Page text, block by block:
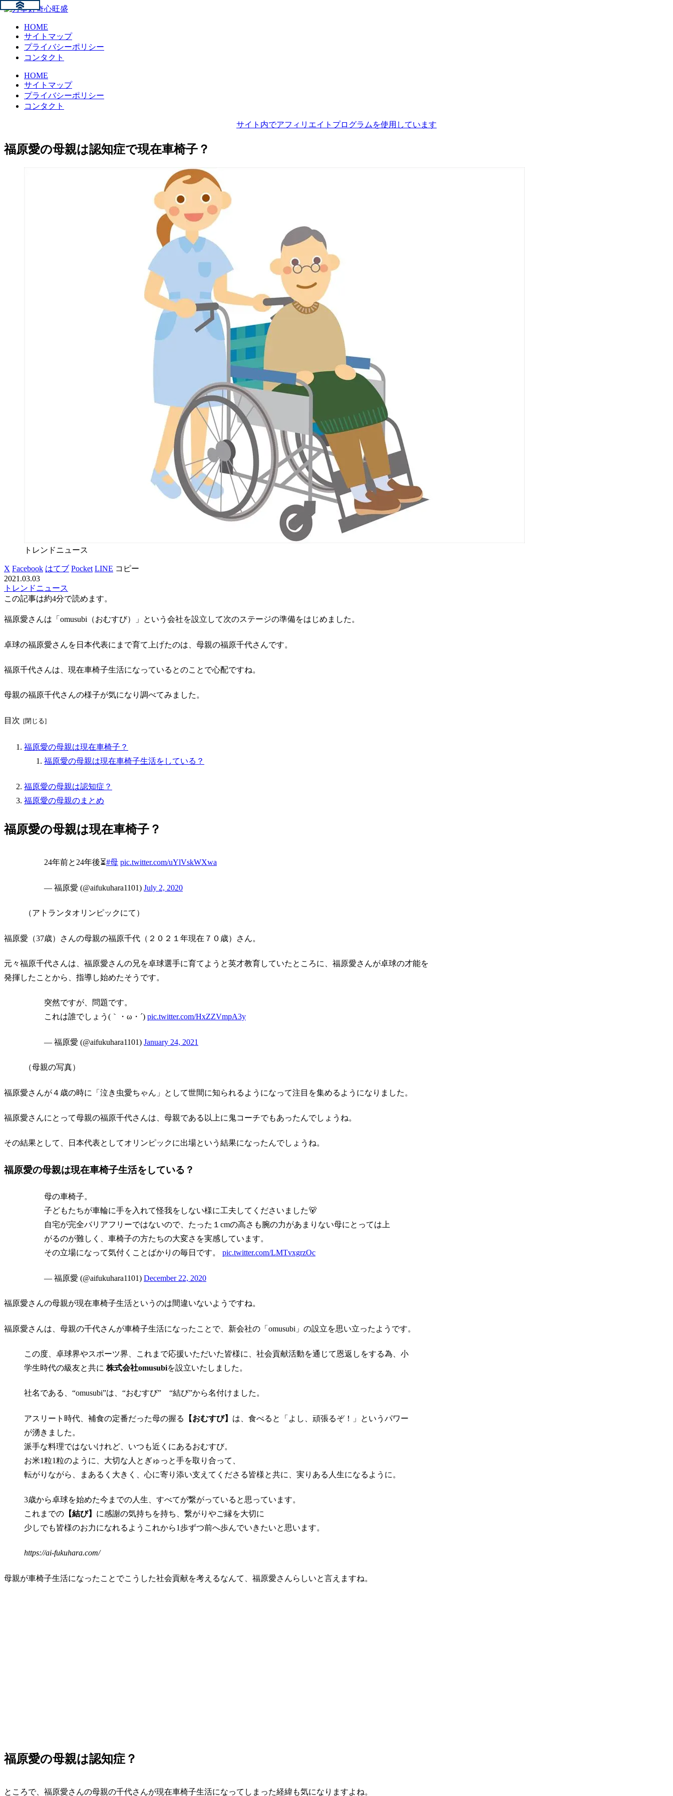
HOME
サイトマップ
プライバシーポリシー
コンタクト
HOME
サイトマップ
プライバシーポリシー
コンタクト
サイト内でアフィリエイトプログラムを使用しています
福原愛の母親は認知症で現在車椅子？
トレンドニュース
X Facebook はてブ Pocket LINE コピー
2021.03.03
トレンドニュース
この記事は約4分で読めます。
福原愛さんは「omusubi（おむすび）」という会社を設立して次のステージの準備をはじめました。
卓球の福原愛さんを日本代表にまで育て上げたのは、母親の福原千代さんです。
福原千代さんは、現在車椅子生活になっているとのことで心配ですね。
母親の福原千代さんの様子が気になり調べてみました。
目次
福原愛の母親は現在車椅子？
福原愛の母親は現在車椅子生活をしている？
福原愛の母親は認知症？
福原愛の母親のまとめ
福原愛の母親は現在車椅子？
24年前と24年後⏳#母 pic.twitter.com/uYlVskWXwa
— 福原愛 (@aifukuhara1101) July 2, 2020
（アトランタオリンピックにて）
福原愛（37歳）さんの母親の福原千代（２０２１年現在７０歳）さん。
元々福原千代さんは、福原愛さんの兄を卓球選手に育てようと英才教育していたところに、福原愛さんが卓球の才能を
発揮したことから、指導し始めたそうです。
突然ですが、問題です。
これは誰でしょう(｀・ω・´) pic.twitter.com/HxZZVmpA3y
— 福原愛 (@aifukuhara1101) January 24, 2021
（母親の写真）
福原愛さんが４歳の時に「泣き虫愛ちゃん」として世間に知られるようになって注目を集めるようになりました。
福原愛さんにとって母親の福原千代さんは、母親である以上に鬼コーチでもあったんでしょうね。
その結果として、日本代表としてオリンピックに出場という結果になったんでしょうね。
福原愛の母親は現在車椅子生活をしている？
母の車椅子。
子どもたちが車輪に手を入れて怪我をしない様に工夫してくださいました🐻
自宅が完全バリアフリーではないので、たった１cmの高さも腕の力があまりない母にとっては上
がるのが難しく、車椅子の方たちの大変さを実感しています。
その立場になって気付くことばかりの毎日です。 pic.twitter.com/LMTvxgrzOc
— 福原愛 (@aifukuhara1101) December 22, 2020
福原愛さんの母親が現在車椅子生活というのは間違いないようですね。
福原愛さんは、母親の千代さんが車椅子生活になったことで、新会社の「omusubi」の設立を思い立ったようです。
この度、卓球界やスポーツ界、これまで応援いただいた皆様に、社会貢献活動を通じて恩返しをする為、小
学生時代の級友と共に 株式会社omusubiを設立いたしました。
社名である、“omusubi”は、“おむすび” “結び”から名付けました。
アスリート時代、補食の定番だった母の握る 【おむすび】 は、食べると「よし、頑張るぞ！」というパワー
が湧きました。
派手な料理ではないけれど、いつも近くにあるおむすび。
お米1粒1粒のように、大切な人とぎゅっと手を取り合って、
転がりながら、まあるく大きく、心に寄り添い支えてくださる皆様と共に、実りある人生になるように。
3歳から卓球を始めた今までの人生、すべてが繋がっていると思っています。
これまでの 【結び】 に感謝の気持ちを持ち、繋がりやご縁を大切に
少しでも皆様のお力になれるようこれから1歩ずつ前へ歩んでいきたいと思います。
https://ai-fukuhara.com/
母親が車椅子生活になったことでこうした社会貢献を考えるなんて、福原愛さんらしいと言えますね。
福原愛の母親は認知症？
ところで、福原愛さんの母親の千代さんが現在車椅子生活になってしまった経緯も気になりますよね。